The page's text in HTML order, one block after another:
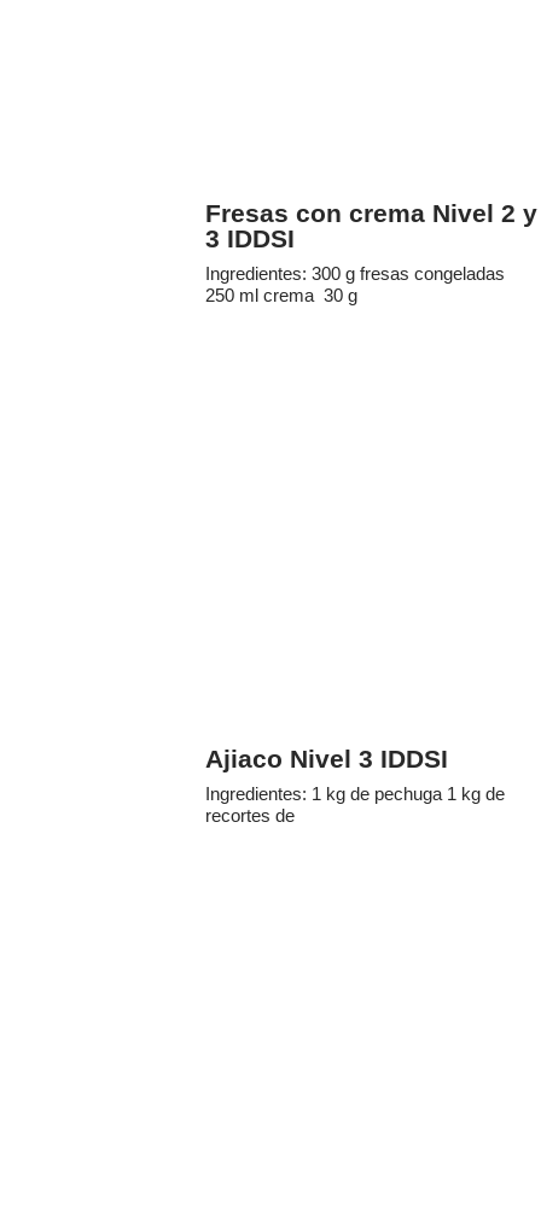
Fresas con crema Nivel 2 y
3 IDDSI
Ingredientes: 300 g fresas congeladas
250 ml crema 30 g
Ajiaco Nivel 3 IDDSI
Ingredientes: 1 kg de pechuga 1 kg de
recortes de